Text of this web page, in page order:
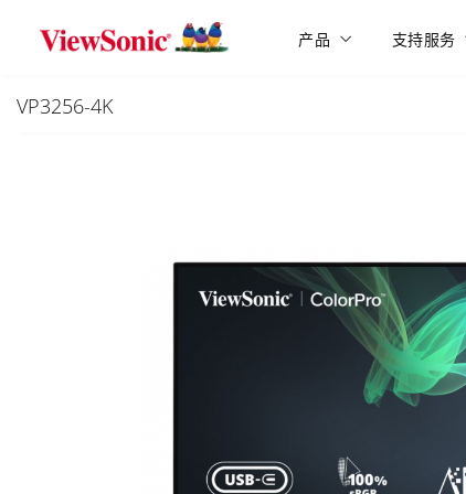
Skip to main content
产品 支持服务
VP3256-4K